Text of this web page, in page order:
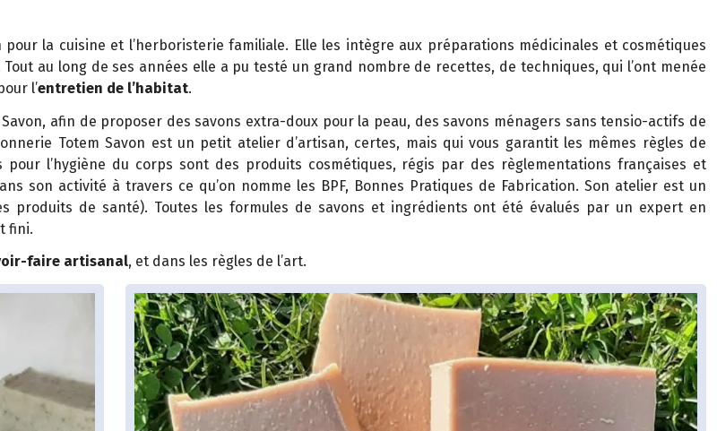
la cuisine et l’herboristerie familiale. Elle les intègre aux préparations médicinales et cosmétiques
au long de ses années elle a pu testé un grand nombre de recettes, de techniques, qui l’ont menée
l’entretien de l’habitat.
afin de proposer des savons extra-doux pour la peau, des savons ménagers sans tensio-actifs de
Totem Savon est un petit atelier d’artisan, certes, mais qui vous garantit les mêmes règles de
l’hygiène du corps sont des produits cosmétiques, régis par des règlementations françaises et
son activité à travers ce qu’on nomme les BPF, Bonnes Pratiques de Fabrication. Son atelier est un
produits de santé). Toutes les formules de savons et ingrédients ont été évalués par un expert en
fini.
faire artisanal, et dans les règles de l’art.